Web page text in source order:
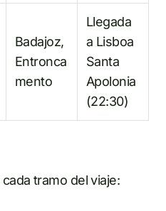
Badajoz,
Entronca
mento
Llegada
a Lisboa
Santa
Apolonia
(22:30)
tramo del viaje: